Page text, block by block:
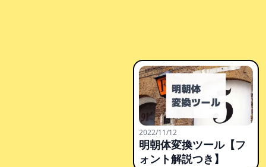
2022/11/12
明朝体変換ツール【フ
ォント解説つき】